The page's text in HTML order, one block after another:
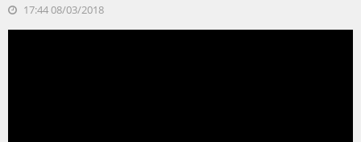
17:44 08/03/2018